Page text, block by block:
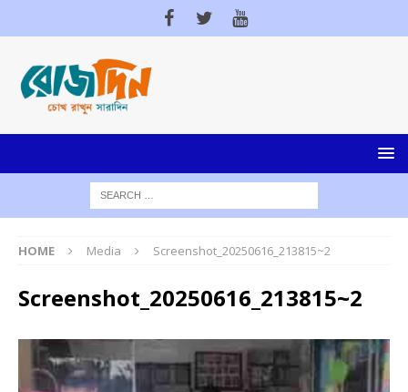
HOME Media Screenshot_20250616_213815~2
Screenshot_20250616_213815~2